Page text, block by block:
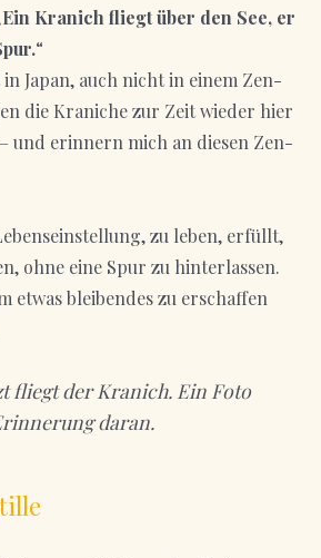
Ein Kranich fliegt über den See, er
“
Japan, auch nicht in einem Zen-
die Kraniche zur Zeit wieder hier
und erinnern mich an diesen Zen-
zu leben, erfüllt,
ohne eine Spur zu hinterlassen.
etwas bleibendes zu erschaffen
fliegt der Kranich. Ein Foto
daran.